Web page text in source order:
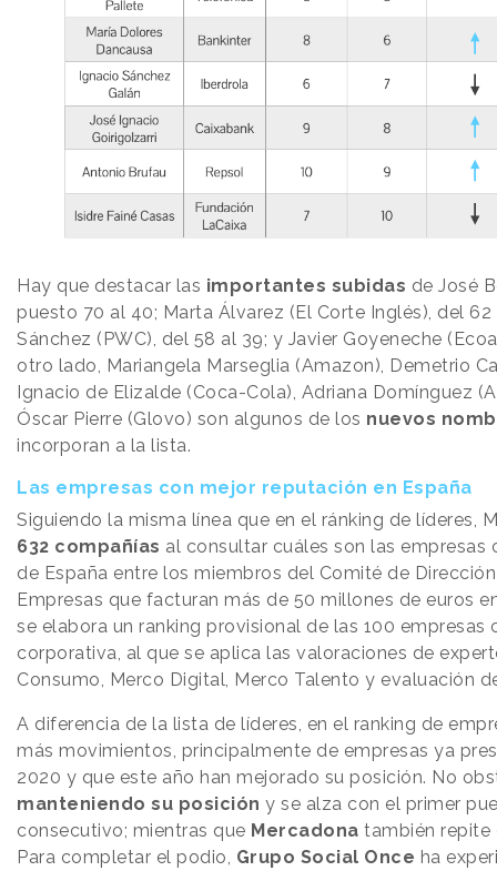
Hay que destacar las importantes subidas de José
puesto 70 al 40; Marta Álvarez (El Corte Inglés), del 62
Sánchez (PWC), del 58 al 39; y Javier Goyeneche
otro lado, Mariangela Marseglia (Amazon), Demetrio
Ignacio de Elizalde (Coca-Cola), Adriana Domínguez
Óscar Pierre (Glovo) son algunos de los nuevos
incorporan a la lista.
Las empresas con mejor reputación en España
Siguiendo la misma línea que en el ránking de líderes,
632 compañías al consultar cuáles son las empresas
de España entre los miembros del Comité de
Empresas que facturan más de 50 millones de euros
se elabora un ranking provisional de las 100 empresas
corporativa, al que se aplica las valoraciones de
Consumo, Merco Digital, Merco Talento y evaluación
A diferencia de la lista de líderes, en el ranking de
más movimientos, principalmente de empresas ya
2020 y que este año han mejorado su posición. No
manteniendo su posición y se alza con el primer
consecutivo; mientras que Mercadona también repite
Para completar el podio, Grupo Social Once ha